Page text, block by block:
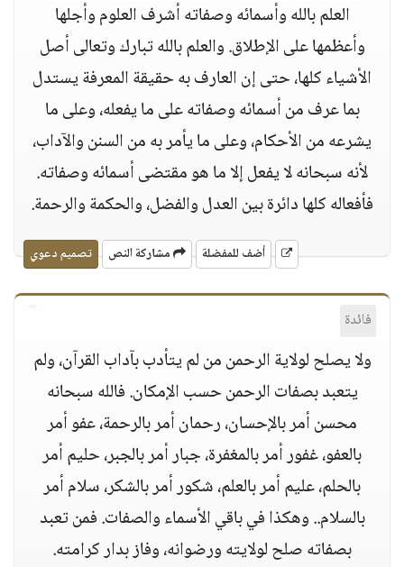
العلم بالله وأسمائه وصفاته أشرف العلوم وأجلها
وأعظمها على الإطلاق. والعلم بالله تبارك وتعالى أصل
الأشياء كلها، حتى إن العارف به حقيقة المعرفة يستدل
بما عرف من أسمائه وصفاته على ما يفعله، وعلى ما
يشرعه من الأحكام، وعلى ما يأمر به من السنن والآداب،
لأنه سبحانه لا يفعل إلا ما هو مقتضى أسمائه وصفاته.
فأفعاله كلها دائرة بين العدل والفضل، والحكمة والرحمة.
أضف للمفضلة مشاركة النص تصميم دعوي
فائدة
ولا يصلح لولاية الرحمن من لم يتأدب بآداب القرآن، ولم
يتعبد بصفات الرحمن حسب الإمكان. فالله سبحانه
محسن أمر بالإحسان، رحمان أمر بالرحمة، عفو أمر
بالعفو، غفور أمر بالمغفرة، جبار أمر بالجبر، حليم أمر
بالحلم، عليم أمر بالعلم، شكور أمر بالشكر، سلام أمر
بالسلام.. وهكذا في باقي الأسماء والصفات. فمن تعبد
بصفاته صلح لولايته ورضوانه، وفاز بدار كرامته.